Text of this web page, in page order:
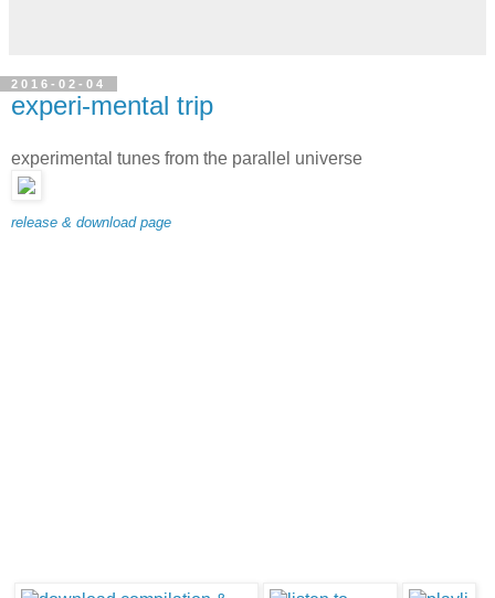
2016-02-04
experi-mental trip
experimental tunes from the parallel universe
release & download page